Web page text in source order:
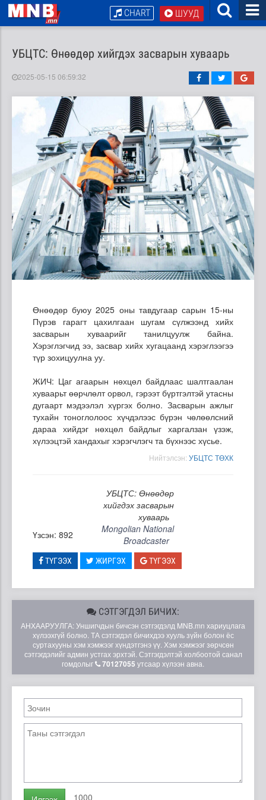
ШУУД
CHART
УБЦТС: Өнөөдөр хийгдэх засварын хуваарь
2025-05-15 06:59:32
Өнөөдөр буюу 2025 оны тавдугаар сарын 15-ны
Пүрэв гарагт цахилгаан шугам сүлжээнд хийх
засварын хуваарийг танилцуулж байна.
Хэрэглэгчид ээ, засвар хийх хугацаанд хэрэглээгээ
түр зохицуулна уу.
ЖИЧ: Цаг агаарын нөхцөл байдлаас шалтгаалан
хуваарьт өөрчлөлт орвол, гэрээт бүртгэлтэй утасны
дугаарт мэдээлэл хүргэх болно. Засварын ажлыг
тухайн тоноглолоос хүчдэлээс бүрэн чөлөөлсний
дараа хийдэг нөхцөл байдлыг харгалзан үзэж,
хүлээцтэй хандахыг хэрэгчлэгч та бүхнээс хүсье.
Нийтэлсэн: УБЦТС ТӨХК
УБЦТС: Өнөөдөр
хийгдэх засварын
хуваарь
Үзсэн: 892
Mongolian National
Broadcaster
ТҮГЭЭХ ЖИРГЭХ ТҮГЭЭХ
СЭТГЭГДЭЛ БИЧИХ:
АНХААРУУЛГА: Уншигчдын бичсэн сэтгэгдэлд MNB.mn хариуцлага
хүлээхгүй болно. ТА сэтгэгдэл бичихдээ хууль зүйн болон ёс
суртахууны хэм хэмжээг хүндэтгэнэ үү. Хэм хэмжээг зөрчсөн
сэтгэгдэлийг админ устгах эрхтэй. Сэтгэгдэлтэй холбоотой санал
гомдолыг
70127055 утсаар хүлээн авна.
1000